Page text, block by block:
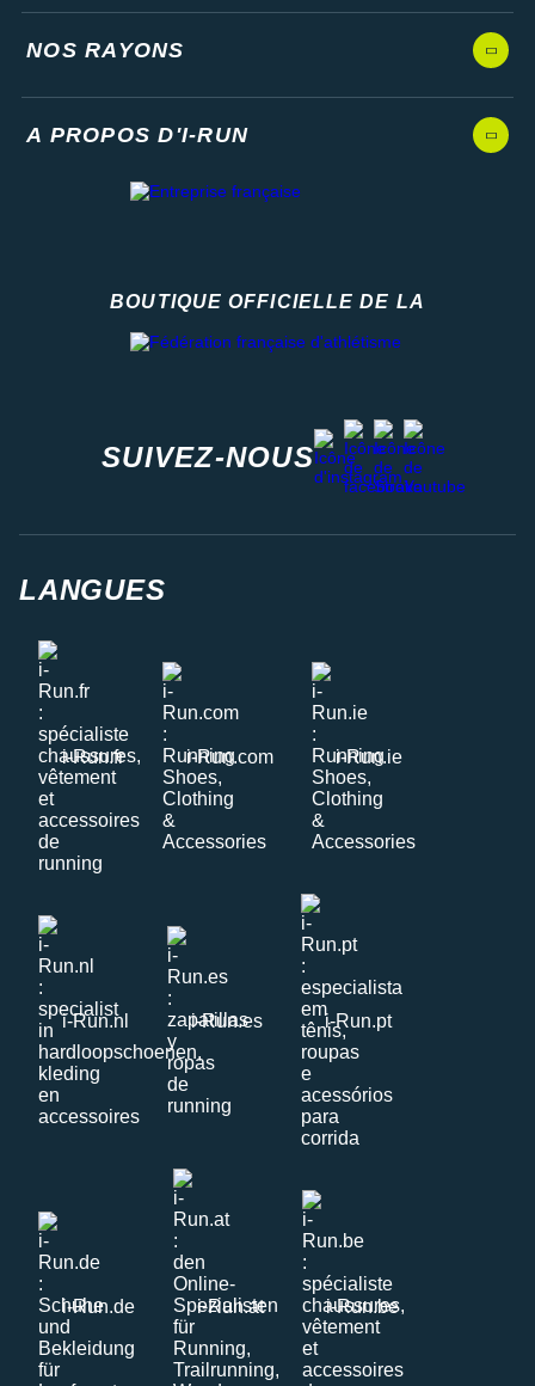
NOS RAYONS
A PROPOS D'I-RUN
BOUTIQUE OFFICIELLE DE LA
SUIVEZ-NOUS
instagram
facebook
stravayoutube
LANGUES
i-Run.fr i-Run.com i-Run.ie
i-Run.nl i-Run.es i-Run.pt
i-Run.de i-Run.at i-Run.be